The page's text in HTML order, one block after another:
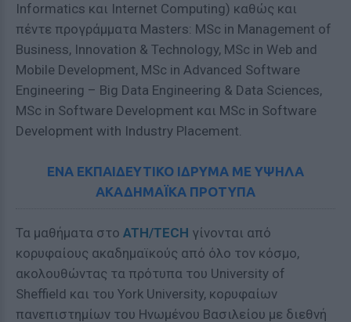
Informatics και Internet Computing) καθώς και
πέντε προγράμματα Masters: MSc in Management of
Business, Innovation & Technology, MSc in Web and
Mobile Development, MSc in Advanced Software
Engineering – Big Data Engineering & Data Sciences,
MSc in Software Development και MSc in Software
Development with Industry Placement.
ΕΝΑ ΕΚΠΑΙΔΕΥΤΙΚΟ ΙΔΡΥΜΑ ΜΕ ΥΨΗΛΑ
ΑΚΑΔΗΜΑΪΚΑ ΠΡΟΤΥΠΑ
Τα μαθήματα στο ATH/TECH γίνονται από
κορυφαίους ακαδημαϊκούς από όλο τον κόσμο,
ακολουθώντας τα πρότυπα του University of
Sheffield και του York University, κορυφαίων
πανεπιστημίων του Ηνωμένου Βασιλείου με διεθνή